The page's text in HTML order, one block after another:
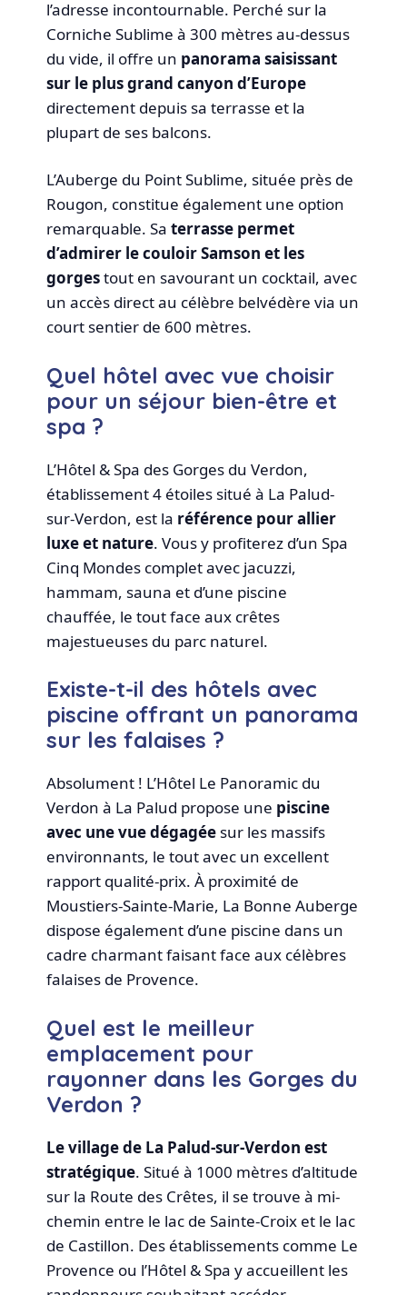
l’adresse incontournable. Perché sur la
Corniche Sublime à 300 mètres au-dessus
du vide, il offre un panorama saisissant
sur le plus grand canyon d’Europe
directement depuis sa terrasse et la
plupart de ses balcons.
L’Auberge du Point Sublime, située près de
Rougon, constitue également une option
remarquable. Saterrasse permet
d’admirer le couloir Samson et les
gorgestout en savourant un cocktail, avec
un accès direct au célèbre belvédère via un
court sentier de 600 mètres.
Quel hôtel avec vue choisir
pour un séjour bien-être et
spa ?
L’Hôtel & Spa des Gorges du Verdon,
établissement 4 étoiles situé à La Palud-
sur-Verdon, est la référence pour allier
luxe et nature. Vous y profiterez d’un Spa
Cinq Mondes complet avec jacuzzi,
hammam, sauna et d’une piscine
chauffée, le tout face aux crêtes
majestueuses du parc naturel.
Existe-t-il des hôtels avec
piscine offrant un panorama
sur les falaises ?
Absolument ! L’Hôtel Le Panoramic du
Verdon à La Palud propose une piscine
avec une vue dégagée sur les massifs
environnants, le tout avec un excellent
rapport qualité-prix. À proximité de
Moustiers-Sainte-Marie, La Bonne Auberge
dispose également d’une piscine dans un
cadre charmant faisant face aux célèbres
falaises de Provence.
Quel est le meilleur
emplacement pour
rayonner dans les Gorges du
Verdon ?
Le village de La Palud-sur-Verdon est
stratégique. Situé à 1000 mètres d’altitude
sur la Route des Crêtes, il se trouve à mi-
chemin entre le lac de Sainte-Croix et le lac
de Castillon. Des établissements comme Le
Provence ou l’Hôtel & Spa y accueillent les